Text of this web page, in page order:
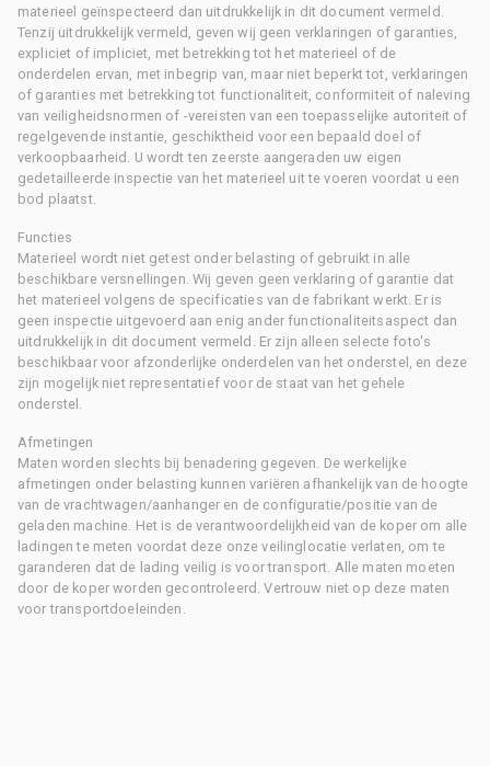
materieel geïnspecteerd dan uitdrukkelijk in dit document vermeld.
Tenzij uitdrukkelijk vermeld, geven wij geen verklaringen of garanties,
expliciet of impliciet, met betrekking tot het materieel of de
onderdelen ervan, met inbegrip van, maar niet beperkt tot, verklaringen
of garanties met betrekking tot functionaliteit, conformiteit of naleving
van veiligheidsnormen of -vereisten van een toepasselijke autoriteit of
regelgevende instantie, geschiktheid voor een bepaald doel of
verkoopbaarheid. U wordt ten zeerste aangeraden uw eigen
gedetailleerde inspectie van het materieel uit te voeren voordat u een
bod plaatst.
Functies
Materieel wordt niet getest onder belasting of gebruikt in alle
beschikbare versnellingen. Wij geven geen verklaring of garantie dat
het materieel volgens de specificaties van de fabrikant werkt. Er is
geen inspectie uitgevoerd aan enig ander functionaliteitsaspect dan
uitdrukkelijk in dit document vermeld. Er zijn alleen selecte foto's
beschikbaar voor afzonderlijke onderdelen van het onderstel, en deze
zijn mogelijk niet representatief voor de staat van het gehele
onderstel.
Afmetingen
Maten worden slechts bij benadering gegeven. De werkelijke
afmetingen onder belasting kunnen variëren afhankelijk van de hoogte
van de vrachtwagen/aanhanger en de configuratie/positie van de
geladen machine. Het is de verantwoordelijkheid van de koper om alle
ladingen te meten voordat deze onze veilinglocatie verlaten, om te
garanderen dat de lading veilig is voor transport. Alle maten moeten
door de koper worden gecontroleerd. Vertrouw niet op deze maten
voor transportdoeleinden.